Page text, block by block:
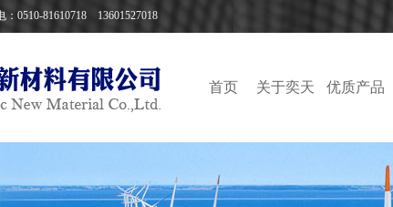
0510-81610718 13601527018
首页 关于奕天 优质产品